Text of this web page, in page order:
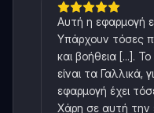
Αυτή η εφαρμογή
Υπάρχουν τόσες
και βοήθεια [...].
είναι τα Γαλλικά,
εφαρμογή έχει
Χάρη σε αυτή την